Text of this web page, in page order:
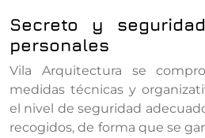
Secreto y
personales
Vila Arquitectura se
medidas técnicas y
el nivel de seguridad
recogidos, de forma que se